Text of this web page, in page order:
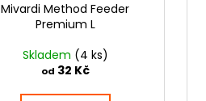
Mivardi Method Feeder
Premium L
Skladem (4 ks)
od 32 Kč